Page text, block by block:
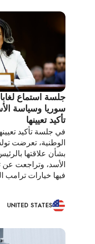
جلسة استماع
سوريا وسياسة
تأكيد تعيينها
في جلسة تأكيد
الوطنية، تعرضت
بشأن علاقتها
الأسد، وتراجعت
فيها خيارات ترامب
UNITED STATES